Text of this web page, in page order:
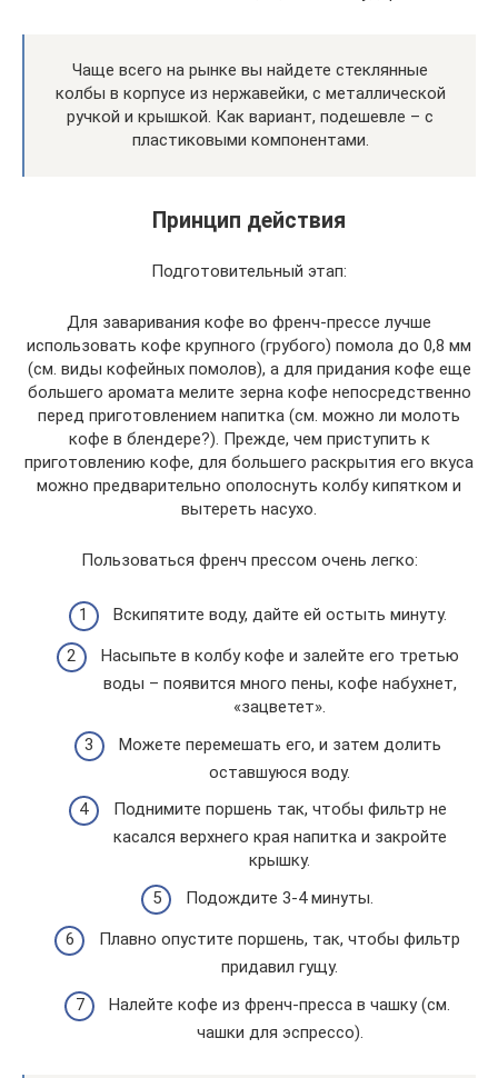
Чаще всего на рынке вы найдете стеклянные
колбы в корпусе из нержавейки, с металлической
ручкой и крышкой. Как вариант, подешевле – с
пластиковыми компонентами.
Принцип действия
Подготовительный этап:
Для заваривания кофе во френч-прессе лучше
использовать кофе крупного (грубого) помола до 0,8 мм
(см. виды кофейных помолов), а для придания кофе еще
большего аромата мелите зерна кофе непосредственно
перед приготовлением напитка (см. можно ли молоть
кофе в блендере?). Прежде, чем приступить к
приготовлению кофе, для большего раскрытия его вкуса
можно предварительно ополоснуть колбу кипятком и
вытереть насухо.
Пользоваться френч прессом очень легко:
Вскипятите воду, дайте ей остыть минуту.
Насыпьте в колбу кофе и залейте его третью
воды – появится много пены, кофе набухнет,
«зацветет».
Можете перемешать его, и затем долить
оставшуюся воду.
Поднимите поршень так, чтобы фильтр не
касался верхнего края напитка и закройте
крышку.
Подождите 3-4 минуты.
Плавно опустите поршень, так, чтобы фильтр
придавил гущу.
Налейте кофе из френч-пресса в чашку (см.
чашки для эспрессо).